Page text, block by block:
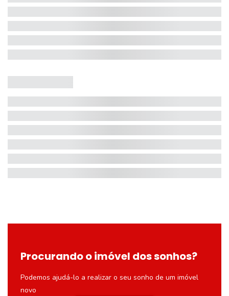
Procurando o imóvel dos sonhos?
Podemos ajudá-lo a realizar o seu sonho de um imóvel
novo